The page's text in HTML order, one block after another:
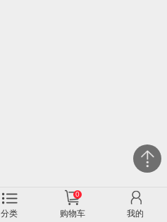
分类
0
购物车 我的
关闭